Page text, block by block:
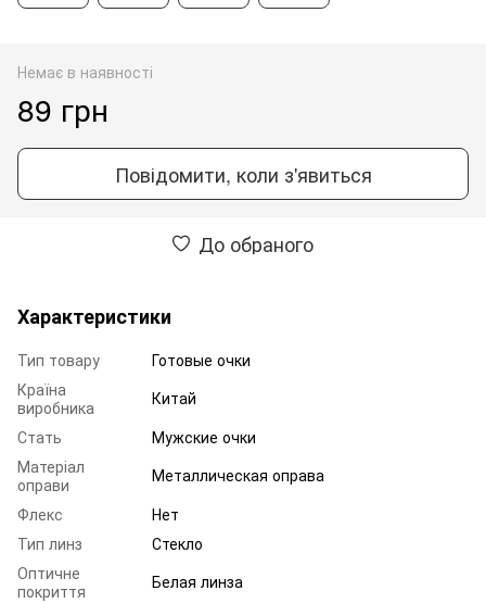
Немає в наявності
89 грн
Повідомити, коли з'явиться
До обраного
Характеристики
Тип товару
Готовые очки
Країна
виробника
Китай
Стать
Мужские очки
Матеріал
оправи
Металлическая оправа
Флекс
Нет
Тип линз
Стекло
Оптичне
покриття
Белая линза